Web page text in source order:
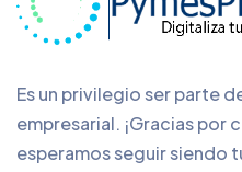
Es un privilegio ser parte
empresarial. ¡Gracias por
esperamos seguir siendo